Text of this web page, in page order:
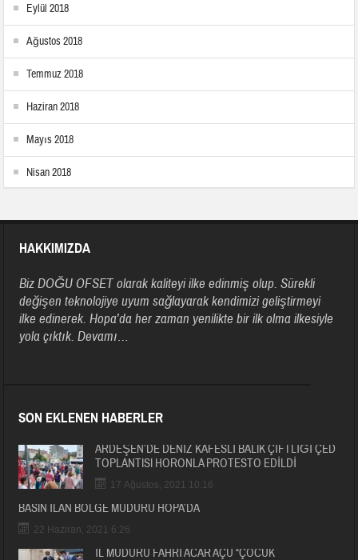
Eylül 2018
Ağustos 2018
Temmuz 2018
Haziran 2018
Mayıs 2018
Nisan 2018
HAKKIMIZDA
Biz DOĞU OFSET olarak kaliteyi ilke edinmiş olup. Sürekli
değişen teknolojiye uyum sağlayarak kendimizi geliştirmeyi
ilke edinerek. Hopa’da her zaman yenilikte bir ilk olma ilkesiyle
yola çıktık.Devamı…
SON EKLENEN HABERLER
ARDEŞEN’DE DENİZ KAFESLİ BALIK ÇİFTLİĞİ ÇED
TOPLANTISI HORONLA PROTESTO EDİLDİ
17 Ağustos, 2021 10:16
BASIN İLAN BÖLGE MÜDÜRÜ HOPA’DA
22 Haziran, 2021 6:26
İL MÜDÜRÜ FAHRİ ACAR AÇÜ “ÇOCUK